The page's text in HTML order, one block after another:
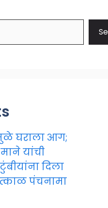
घराला आग;
यांची
दिला
पंचनामा